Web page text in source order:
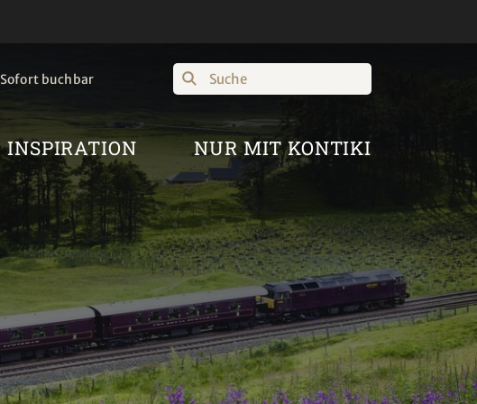
Sofort buchbar Suche
INSPIRATION NUR MIT KONTIKI